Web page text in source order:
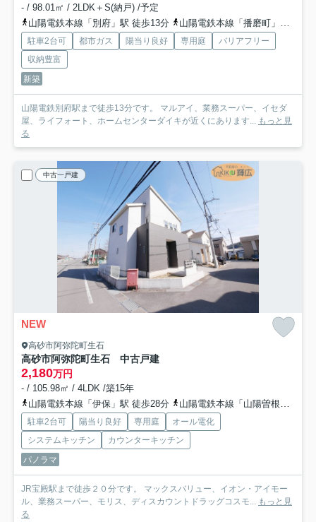
- / 98.01㎡ / 2LDK＋S(納戸) /予定
山陽電鉄本線「別府」駅 徒歩13分
山陽電鉄本線「播磨町」駅 徒歩18分
駐車2台可 都市ガス 陽当り良好 専用庭
バリアフリー
収納豊富
新築
山陽電鉄別府駅まで徒歩13分です。 マルアイ、業務スーパー、イセダ
屋、ライフォート、ホームセンターダイキが近くにあります...
もっと見
る
中古一戸建
NEW
高砂市阿弥陀町生石
高砂市阿弥陀町生石 中古戸建
2,180万円
- / 105.98㎡ / 4LDK /築15年
山陽電鉄本線「伊保」駅 徒歩28分
山陽電鉄本線「山陽曽根」駅 徒歩38分
駐車2台可 陽当り良好 専用庭
オール電化
システムキッチン
カウンターキッチン
パノラマ
JR宝殿駅まで徒歩２０分です。 マックスバリュー、イオン・アイモー
ル、業務スーパー、モリス、ディスカウントドラッグコスモ...
もっと見
る